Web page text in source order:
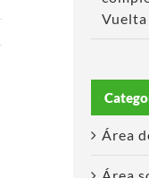
Vuelta
Área